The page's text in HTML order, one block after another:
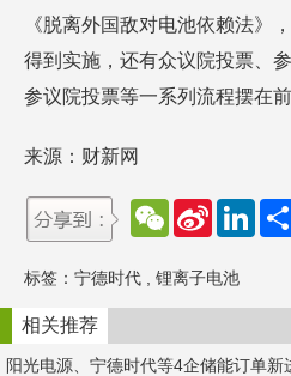
《脱离外国敌对电池依赖法》
得到实施，还有众议院投票、
参议院投票等一系列流程摆在前
来源：财新网
W
e
a
t
S
a
W
e
b
o
L
d
n
标签： 宁德时代 锂离子电池
相关推荐
阳光电源、宁德时代等4企储能订单新